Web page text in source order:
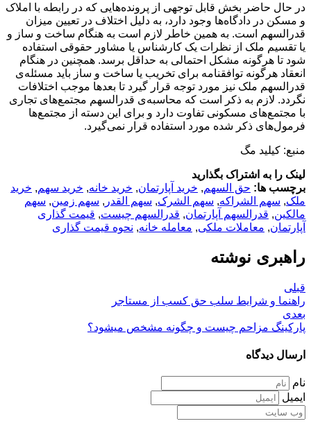
در حال حاضر بخش قابل توجهی از پرونده‌هایی که در رابطه با املاک
و مسکن در دادگاه‌ها وجود دارد، به دلیل اختلاف در تعیین میزان
قدرالسهم است. به همین خاطر لازم است به هنگام ساخت و ساز و
یا تقسیم ملک از نظرات یک کارشناس یا مشاور حقوقی استفاده
شود تا هرگونه مشکل احتمالی به حداقل برسد. همچنین در هنگام
انعقاد هرگونه توافقنامه برای تخریب یا ساخت و ساز باید مسئله‌ی
قدرالسهم ملک نیز مورد توجه قرار گیرد تا بعدها موجب اختلافات
نگردد. لازم به ذکر است که محاسبه‌ی قدرالسهم مجتمع‌های تجاری
با مجتمع‌های مسکونی تفاوت دارد و برای این دسته از مجتمع‌ها
فرمول‌های ذکر شده مورد استفاده قرار نمی‌گیرد.
منبع: کیلید مگ
لینک را به اشتراک بگذارید
برچسب ها: حق السهم, خرید آپارتمان, خرید خانه, خرید سهم, خرید
ملک, سهم الشراکه, سهم الشرک, سهم القدر , سهم زمین, سهم
مالکین, قدرالسهم آپارتمان, قدرالسهم چیست, قیمت گذاری
آپارتمان, معاملات ملکی, معامله خانه, نحوه قیمت گذاری
راهبری نوشته
قبلی
راهنما و شرایط سلب حق کسب از مستاجر
بعدی
پارکینگ مزاحم چیست و چگونه مشخص میشود؟
ارسال دیدگاه
نام
ایمیل